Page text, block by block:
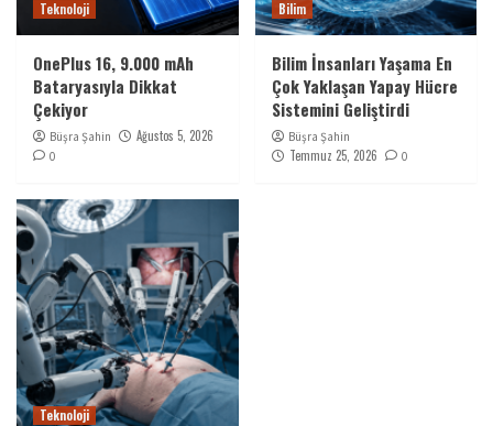
Teknoloji
OnePlus 16, 9.000 mAh
Bataryasıyla Dikkat
Çekiyor
Büşra Şahin Ağustos 5, 2026
0
Bilim
Bilim İnsanları Yaşama En
Çok Yaklaşan Yapay Hücre
Sistemini Geliştirdi
Büşra Şahin
Temmuz 25, 2026 0
Teknoloji